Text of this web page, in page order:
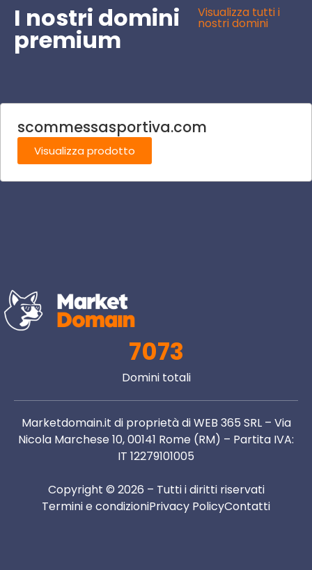
I nostri domini
premium
Visualizza tutti i
nostri domini
scommessasportiva.com
Visualizza prodotto
7073
Domini totali
Marketdomain.it di proprietà di WEB 365 SRL – Via
Nicola Marchese 10, 00141 Rome (RM) – Partita IVA:
IT 12279101005
Copyright © 2026 – Tutti i diritti riservati
Termini e condizioniPrivacy PolicyContatti